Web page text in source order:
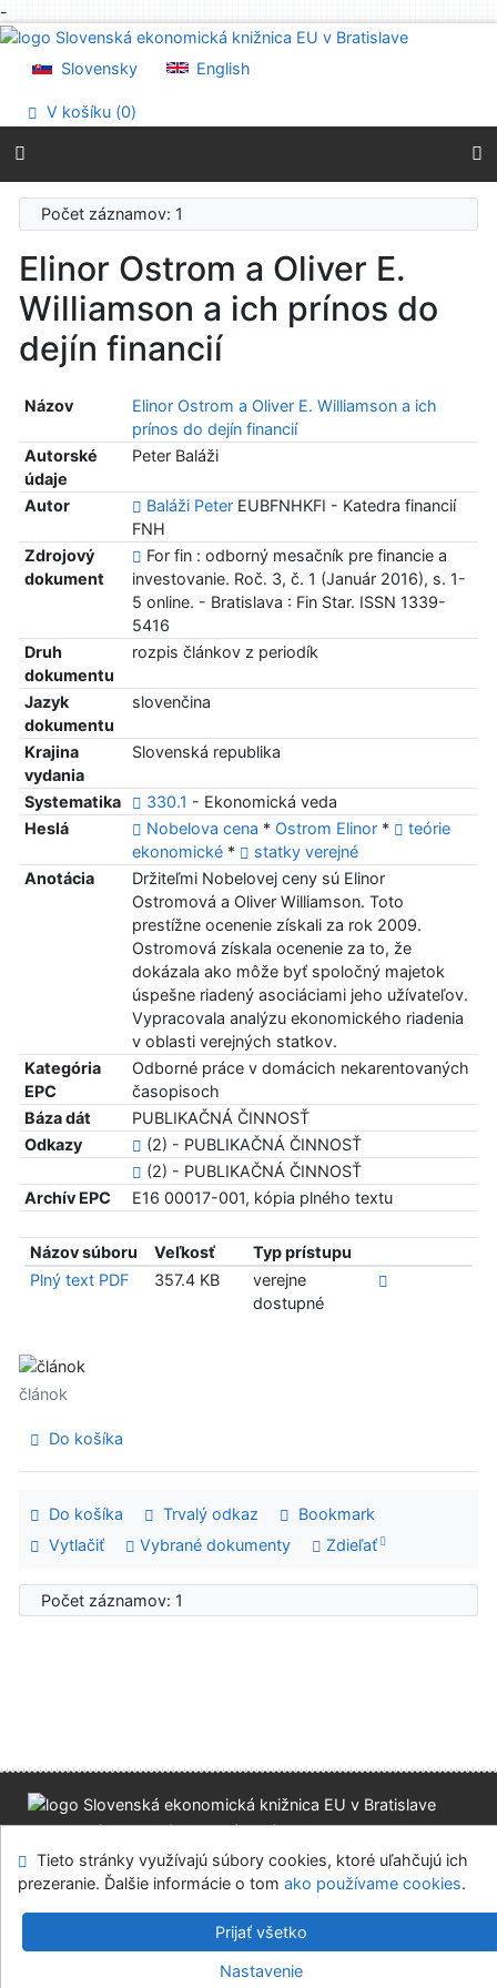
-
Prejsť na obsah
Prehlásenie o webovej prístupnosti
Slovensky English
V košíku (0)
Počet záznamov: 1
Elinor Ostrom a Oliver E.
Williamson a ich prínos do
dejín financií
Názov
Elinor Ostrom a Oliver E. Williamson a ich
prínos do dejín financií
Autorské
údaje
Peter Baláži
Autor Baláži PeterEUBFNHKFI - Katedra financií
FNH
Zdrojový
dokument
For fin : odborný mesačník pre financie a
investovanie. Roč. 3, č. 1 (Január 2016), s. 1-
5 online. - Bratislava : Fin Star. ISSN 1339-
5416
Druh
dokumentu
rozpis článkov z periodík
Jazyk
dokumentu
slovenčina
Krajina
vydania
Slovenská republika
Systematika 330.1 - Ekonomická veda
Heslá
Nobelova cena * Ostrom Elinor *
teórie
ekonomické *
statky verejné
Anotácia
Držiteľmi Nobelovej ceny sú Elinor
Ostromová a Oliver Williamson. Toto
prestížne ocenenie získali za rok 2009.
Ostromová získala ocenenie za to, že
dokázala ako môže byť spoločný majetok
úspešne riadený asociáciami jeho užívateľov.
Vypracovala analýzu ekonomického riadenia
v oblasti verejných statkov.
Kategória
EPC
Odborné práce v domácich nekarentovaných
časopisoch
Báza dát
PUBLIKAČNÁ ČINNOSŤ
Odkazy
(2) - PUBLIKAČNÁ ČINNOSŤ
(2) - PUBLIKAČNÁ ČINNOSŤ
Archív EPC
E16 00017-001, kópia plného textu
Názov súboru Veľkosť
Typ prístupu
Plný text PDF
357.4 KB
verejne
dostupné
článok
Do košíka
Do košíka Trvalý odkaz
Bookmark
Vytlačiť
Vybrané dokumenty Zdieľať
Počet záznamov: 1
Mapa stránok Prístupnosť
Súkromie
Modul OpenSearch
Napíšte nám Nastavenie cookies
Slovenská ekonomická knižnica EU v Bratislave
©1993-2026IPACv.4.8.63a-Cosmotron Slovakia, s.r.o.
Tieto stránky využívajú súbory cookies, ktoré uľahčujú ich
prezeranie. Ďalšie informácie o tom ako používame cookies.
Prijať všetko
Nastavenie